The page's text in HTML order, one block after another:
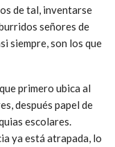
de tal, inventarse
señores de
siempre, son los que
primero ubica al
después papel de
escolares.
ya está atrapada, lo